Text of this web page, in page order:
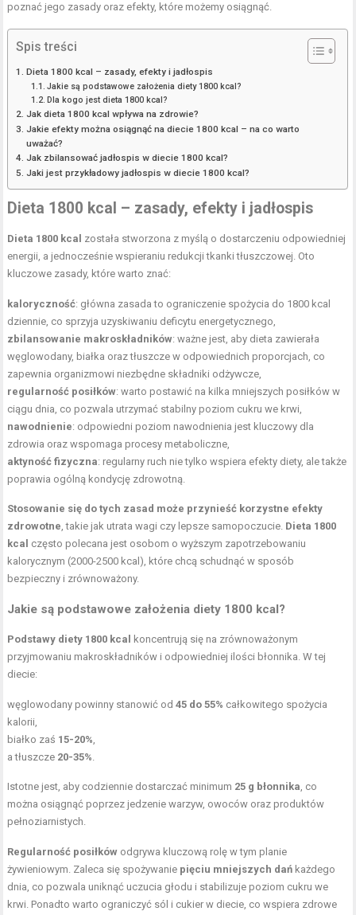
poznać jego zasady oraz efekty, które możemy osiągnąć.
Spis treści
Dieta 1800 kcal – zasady, efekty i jadłospis
Jakie są podstawowe założenia diety 1800 kcal?
Dla kogo jest dieta 1800 kcal?
Jak dieta 1800 kcal wpływa na zdrowie?
Jakie efekty można osiągnąć na diecie 1800 kcal – na co warto
uważać?
Jak zbilansować jadłospis w diecie 1800 kcal?
Jaki jest przykładowy jadłospis w diecie 1800 kcal?
Dieta 1800 kcal – zasady, efekty i jadłospis
Dieta 1800 kcal została stworzona z myślą o dostarczeniu odpowiedniej
energii, a jednocześnie wspieraniu redukcji tkanki tłuszczowej. Oto
kluczowe zasady, które warto znać:
kaloryczność: główna zasada to ograniczenie spożycia do 1800 kcal
dziennie, co sprzyja uzyskiwaniu deficytu energetycznego,
zbilansowanie makroskładników: ważne jest, aby dieta zawierała
węglowodany, białka oraz tłuszcze w odpowiednich proporcjach, co
zapewnia organizmowi niezbędne składniki odżywcze,
regularność posiłków: warto postawić na kilka mniejszych posiłków w
ciągu dnia, co pozwala utrzymać stabilny poziom cukru we krwi,
nawodnienie: odpowiedni poziom nawodnienia jest kluczowy dla
zdrowia oraz wspomaga procesy metaboliczne,
aktyność fizyczna: regularny ruch nie tylko wspiera efekty diety, ale także
poprawia ogólną kondycję zdrowotną.
Stosowanie się do tych zasad może przynieść korzystne efekty
zdrowotne, takie jak utrata wagi czy lepsze samopoczucie. Dieta 1800
kcal często polecana jest osobom o wyższym zapotrzebowaniu
kalorycznym (2000-2500 kcal), które chcą schudnąć w sposób
bezpieczny i zrównoważony.
Jakie są podstawowe założenia diety 1800 kcal?
Podstawy diety 1800 kcal
koncentrują się na zrównoważonym
przyjmowaniu makroskładników i odpowiedniej ilości błonnika. W tej
diecie:
węglowodany powinny stanowić od45 do 55% całkowitego spożycia
kalorii,
białko zaś 15-20%,
a tłuszcze 20-35%.
Istotne jest, aby codziennie dostarczać minimum 25 g błonnika, co
można osiągnąć poprzez jedzenie warzyw, owoców oraz produktów
pełnoziarnistych.
Regularność posiłków odgrywa kluczową rolę w tym planie
żywieniowym. Zaleca się spożywanie pięciu mniejszych dań każdego
dnia, co pozwala uniknąć uczucia głodu i stabilizuje poziom cukru we
krwi. Ponadto warto ograniczyć sól i cukier w diecie, co wspiera zdrowe